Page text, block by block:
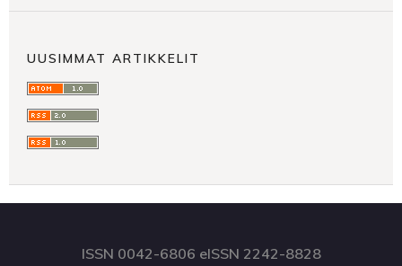
UUSIMMAT ARTIKKELIT
ISSN 0042-6806 eISSN 2242-8828